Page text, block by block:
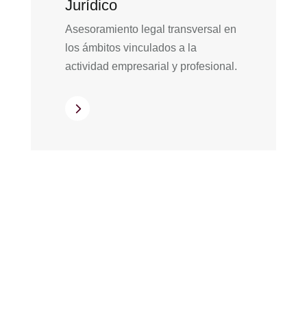
Jurídico
Asesoramiento legal transversal en
los ámbitos vinculados a la
actividad empresarial y profesional.
5